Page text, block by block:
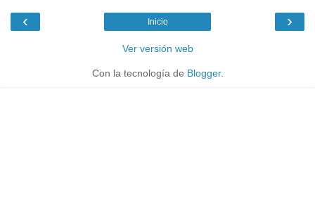
‹ ›
Inicio
Ver versión web
Con la tecnología de Blogger.